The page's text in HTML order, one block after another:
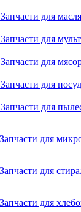
Запчасти для
Запчасти для
Запчасти для
Запчасти для
Запчасти для
Запчасти для
Запчасти для